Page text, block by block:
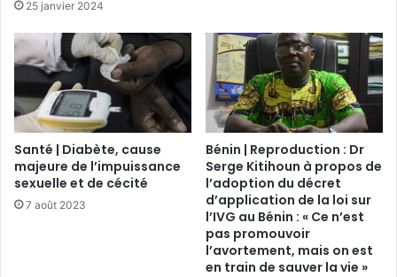
25 janvier 2024
Santé | Diabète, cause
majeure de l’impuissance
sexuelle et de cécité
7 août 2023
Bénin | Reproduction : Dr
Serge Kitihoun à propos de
l’adoption du décret
d’application de la loi sur
l’IVG au Bénin : « Ce n’est
pas promouvoir
l’avortement, mais on est
en train de sauver la vie »